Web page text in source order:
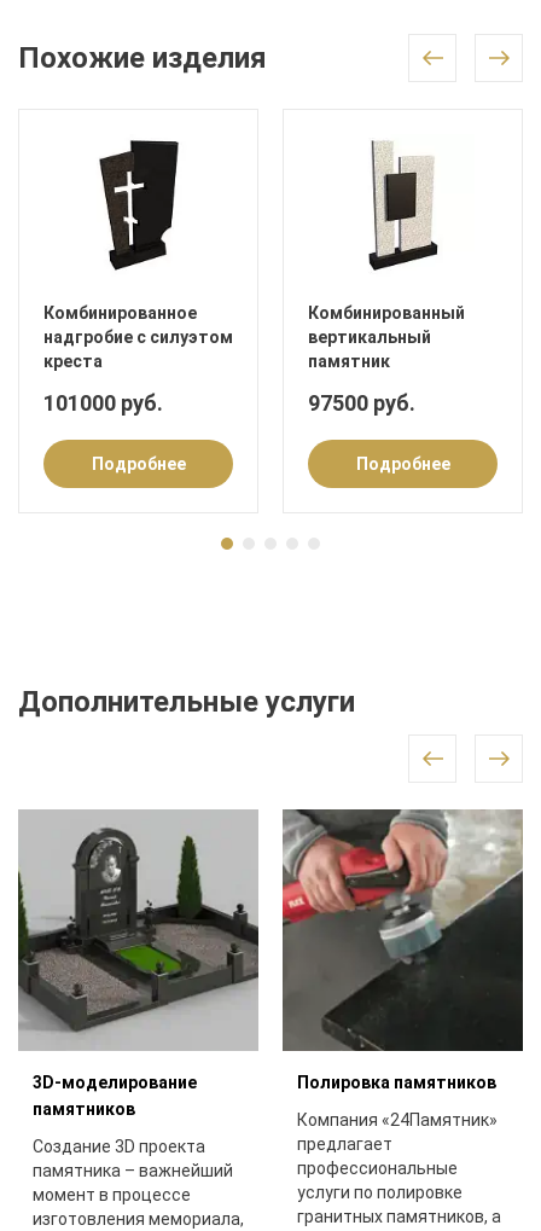
Похожие изделия
Комбинированное
надгробие с силуэтом
креста
101000 руб.
Подробнее
Комбинированный
вертикальный
памятник
97500 руб.
Подробнее
Дополнительные услуги
3D-моделирование
памятников
Создание 3D проекта
памятника – важнейший
момент в процессе
изготовления мемориала,
Полировка памятников
Компания «24Памятник»
предлагает
профессиональные
услуги по полировке
гранитных памятников, а